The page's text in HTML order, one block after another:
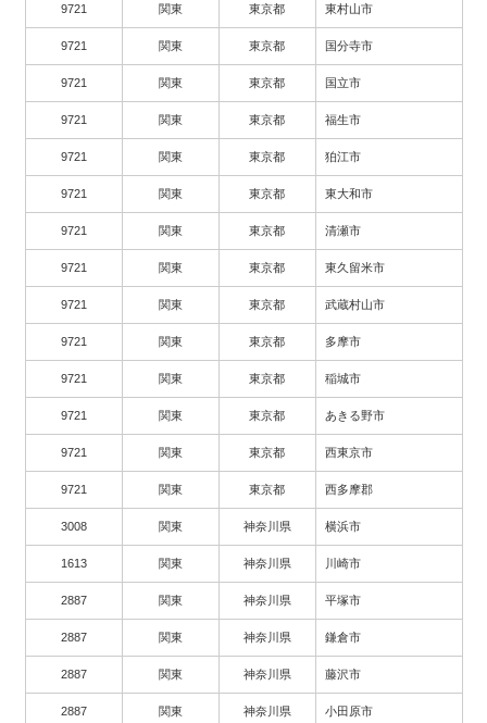
9721 関東 東京都 東村山市
9721 関東 東京都 国分寺市
9721 関東 東京都 国立市
9721 関東 東京都 福生市
9721 関東 東京都 狛江市
9721 関東 東京都 東大和市
9721 関東 東京都 清瀬市
9721 関東 東京都 東久留米市
9721 関東 東京都 武蔵村山市
9721 関東 東京都 多摩市
9721 関東 東京都 稲城市
9721 関東 東京都 あきる野市
9721 関東 東京都 西東京市
9721 関東 東京都 西多摩郡
3008 関東 神奈川県 横浜市
1613 関東 神奈川県 川崎市
2887 関東 神奈川県 平塚市
2887 関東 神奈川県 鎌倉市
2887 関東 神奈川県 藤沢市
2887 関東 神奈川県 小田原市